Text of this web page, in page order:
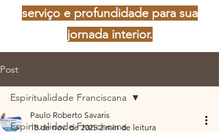
serviço e profundidade para sua
jornada interior.
Post
Espiritualidade Franciscana
Espiritualidade Franciscana
Paulo Roberto Savaris
18 de nov. de 2025 2 min de leitura